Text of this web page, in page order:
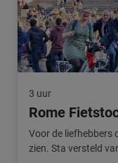
3 uur
Rome
Voor de liefhebbers
zien. Sta versteld